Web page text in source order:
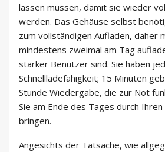
lassen müssen, damit sie wieder
werden. Das Gehäuse selbst
zum vollständigen Aufladen, daher
mindestens zweimal am Tag
starker Benutzer sind. Sie haben
Schnellladefähigkeit; 15 Minuten
Stunde Wiedergabe, die zur Not
Sie am Ende des Tages durch
bringen.
Angesichts der Tatsache, wie